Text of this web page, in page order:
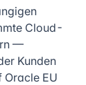
Cloud-
—
Kunden
Oracle EU